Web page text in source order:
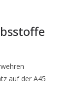
auf der A45